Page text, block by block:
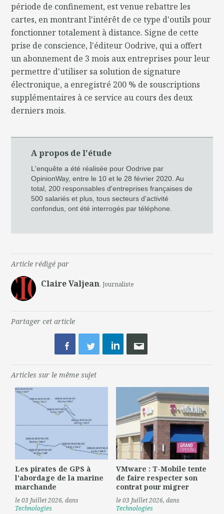
période de confinement, est venue rebattre les
cartes, en montrant l'intérêt de ce type d'outils pour
fonctionner totalement à distance. Signe de cette
prise de conscience, l'éditeur Oodrive, qui a offert
un abonnement de 3 mois aux entreprises pour leur
permettre d'utiliser sa solution de signature
électronique, a enregistré 200 % de souscriptions
supplémentaires à ce service au cours des deux
derniers mois.
A propos de l'étude
L'enquête a été réalisée pour Oodrive par
OpinionWay, entre le 10 et le 28 février 2020. Au
total, 200 responsables d'entreprises françaises de
500 salariés et plus, tous secteurs d'activité
confondus, ont été interrogés par téléphone.
Article rédigé par
Claire Valjean, Journaliste
Partager cet article
Articles sur le même sujet
Les pirates de GPS à
l'abordage de la marine
marchande
le 03 Juillet 2026, dans
Technologies
VMware : T-Mobile tente
de faire respecter son
contrat pour migrer
le 03 Juillet 2026, dans
Technologies